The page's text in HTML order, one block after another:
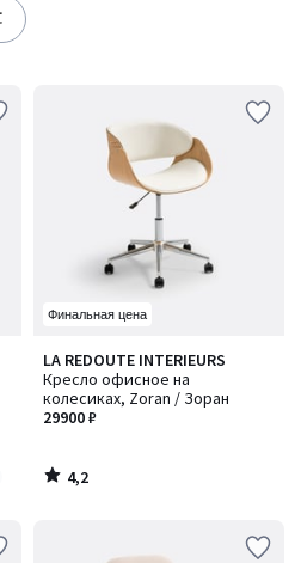
Финальная цена
LA REDOUTE INTERIEURS
Кресло офисное на
колесиках, Zoran / Зоран
29900 ₽
4,2
/ 5
4,2
/